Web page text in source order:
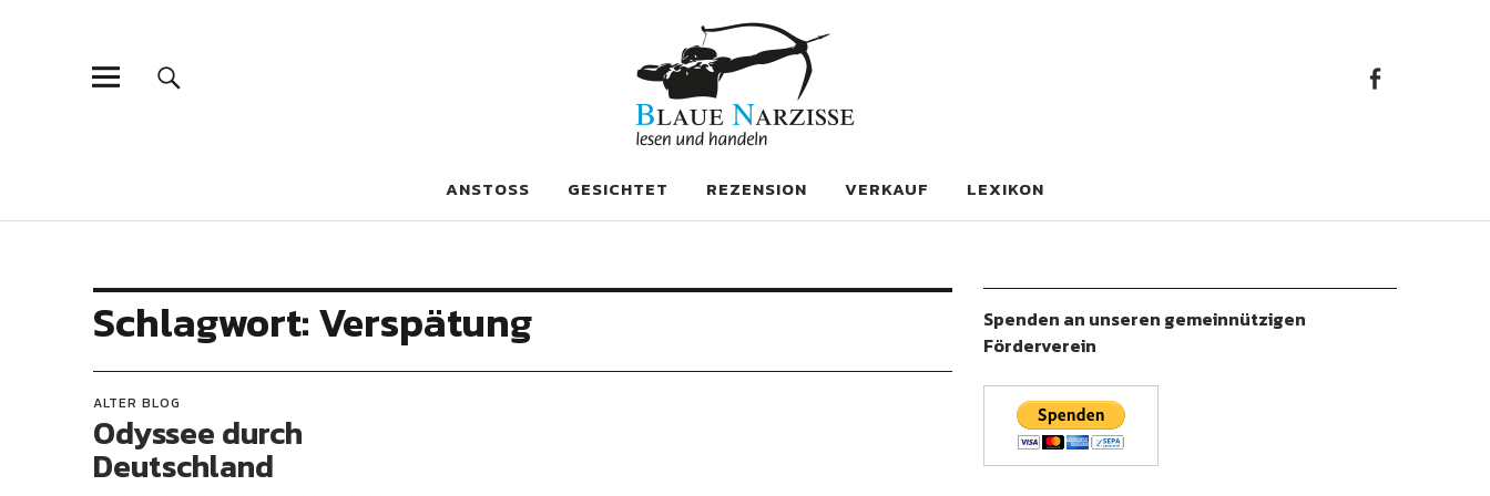
Blaue Narzisse
ANSTOSS GESICHTET REZENSION VERKAUF LEXIKON
Schlagwort:Verspätung
ALTER BLOG
Odyssee durch
Deutschland
Spenden an unseren gemeinnützigen
Förderverein